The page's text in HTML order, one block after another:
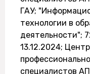
ГАУ;
технологии в
деятельности";
13.12.2024;
специалистов